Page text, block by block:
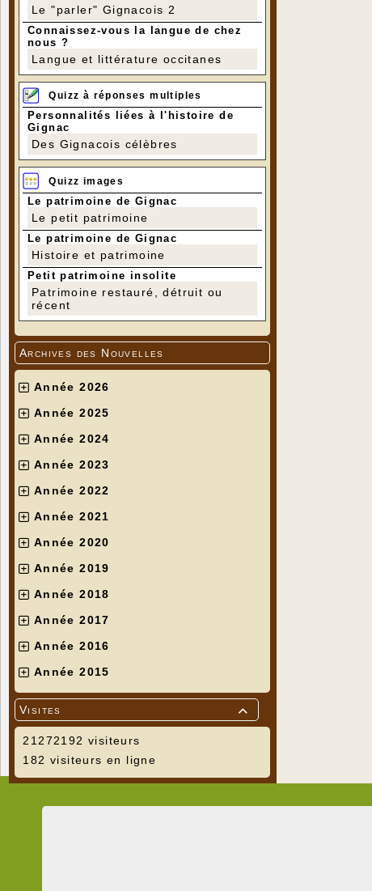
Le "parler" Gignacois 2
Connaissez-vous la langue de chez
nous ?
Langue et littérature occitanes
Quizz à réponses multiples
Personnalités liées à l'histoire de
Gignac
Des Gignacois célèbres
Quizz images
Le patrimoine de Gignac
Le petit patrimoine
Le patrimoine de Gignac
Histoire et patrimoine
Petit patrimoine insolite
Patrimoine restauré, détruit ou
récent
Archives des Nouvelles
Année 2026
Année 2025
Année 2024
Année 2023
Année 2022
Année 2021
Année 2020
Année 2019
Année 2018
Année 2017
Année 2016
Année 2015

Visites
21272192 visiteurs
182 visiteurs en ligne